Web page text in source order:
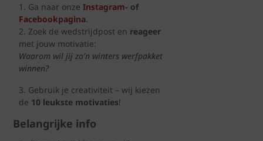
Ga naar onze Instagram- of
Facebookpagina.
Zoek de wedstrijdpost en reageer
met jouw motivatie:
Waarom wil jij zo’n winters werfpakket
winnen?
Gebruik je creativiteit – wij kiezen
de 10 leukste motivaties!
Belangrijke info